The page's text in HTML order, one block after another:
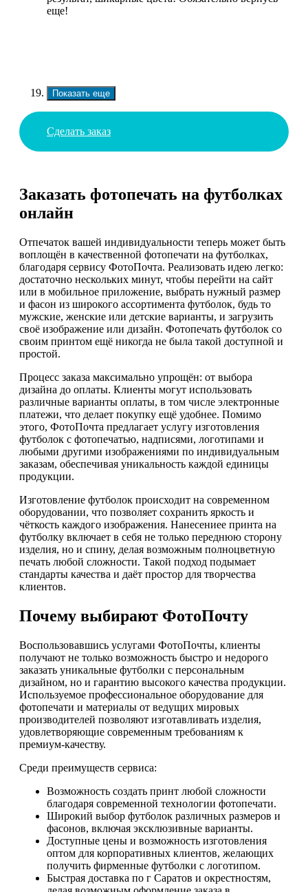
еще!
Показать еще
Сделать заказ
Заказать фотопечать на футболках
онлайн
Отпечаток вашей индивидуальности теперь может быть
воплощён в качественной фотопечати на футболках,
благодаря сервису ФотоПочта. Реализовать идею легко:
достаточно нескольких минут, чтобы перейти на сайт
или в мобильное приложение, выбрать нужный размер
и фасон из широкого ассортимента футболок, будь то
мужские, женские или детские варианты, и загрузить
своё изображение или дизайн. Фотопечать футболок со
своим принтом ещё никогда не была такой доступной и
простой.
Процесс заказа максимально упрощён: от выбора
дизайна до оплаты. Клиенты могут использовать
различные варианты оплаты, в том числе электронные
платежи, что делает покупку ещё удобнее. Помимо
этого, ФотоПочта предлагает услугу изготовления
футболок с фотопечатью, надписями, логотипами и
любыми другими изображениями по индивидуальным
заказам, обеспечивая уникальность каждой единицы
продукции.
Изготовление футболок происходит на современном
оборудовании, что позволяет сохранить яркость и
чёткость каждого изображения. Нанесениее принта на
футболку включает в себя не только переднюю сторону
изделия, но и спину, делая возможным полноцветную
печать любой сложности. Такой подход подымает
стандарты качества и даёт простор для творчества
клиентов.
Почему выбирают ФотоПочту
Воспользовавшись услугами ФотоПочты, клиенты
получают не только возможность быстро и недорого
заказать уникальные футболки с персональным
дизайном, но и гарантию высокого качества продукции.
Используемое профессиональное оборудование для
фотопечати и материалы от ведущих мировых
производителей позволяют изготавливать изделия,
удовлетворяющие современным требованиям к
премиум-качеству.
Среди преимуществ сервиса:
Возможность создать принт любой сложности
благодаря современной технологии фотопечати.
Широкий выбор футболок различных размеров и
фасонов, включая эксклюзивные варианты.
Доступные цены и возможность изготовления
оптом для корпоративных клиентов, желающих
получить фирменные футболки с логотипом.
Быстрая доставка по г Саратов и окрестностям,